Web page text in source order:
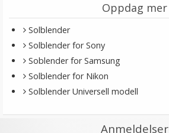
Oppdag mer
Solblender
Solblender for Sony
Soblender for Samsung
Solblender for Nikon
Solblender Universell modell
Anmeldelser